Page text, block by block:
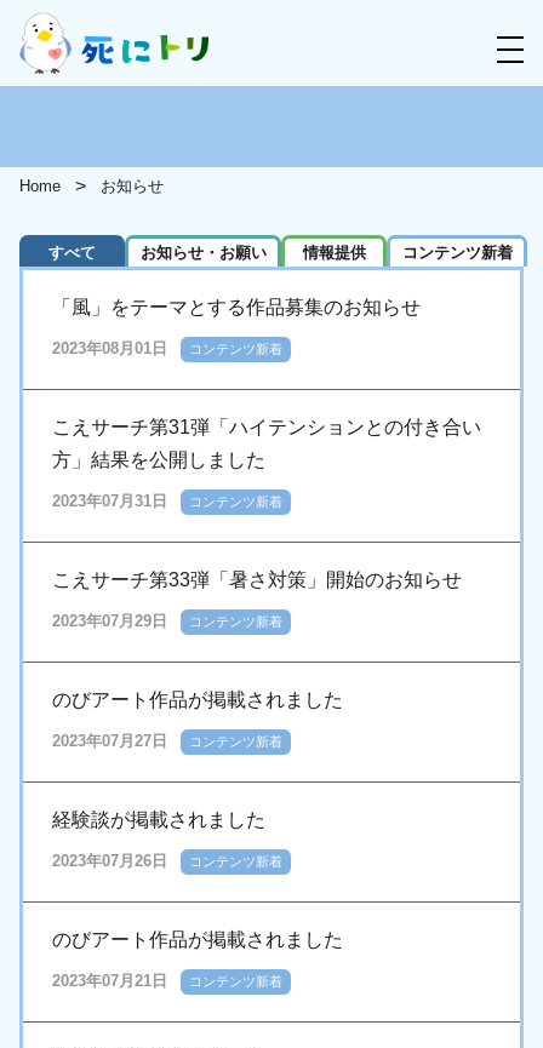
Home お知らせ
すべて お知らせ・お願い 情報提供 コンテンツ新着
「風」をテーマとする作品募集のお知らせ
コンテンツ新着
2023年08月01日
こえサーチ第31弾「ハイテンションとの付き合い
方」結果を公開しました
コンテンツ新着
2023年07月31日
こえサーチ第33弾「暑さ対策」開始のお知らせ
コンテンツ新着
2023年07月29日
のびアート作品が掲載されました
コンテンツ新着
2023年07月27日
経験談が掲載されました
コンテンツ新着
2023年07月26日
のびアート作品が掲載されました
コンテンツ新着
2023年07月21日